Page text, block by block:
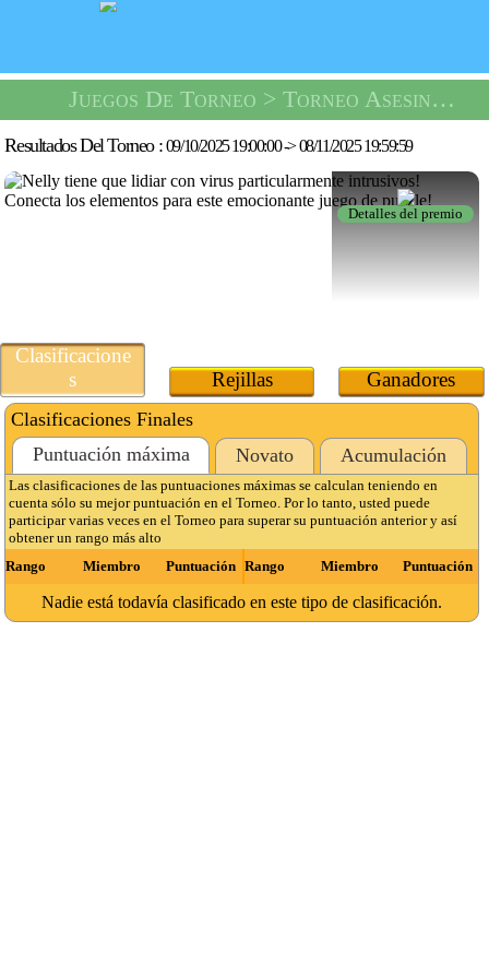
Juegos De Torneo > Torneo Asesino De Virus -
Resultados Del Torneo :09/10/2025 19:00:00->08/11/2025 19:59:59
Detalles del premio
Clasificacione
s
Rejillas Ganadores
Clasificaciones Finales
Puntuación máxima
Novato Acumulación
Las clasificaciones de las puntuaciones máximas se calculan teniendo en
cuenta sólo su mejor puntuación en el Torneo. Por lo tanto, usted puede
participar varias veces en el Torneo para superar su puntuación anterior y así
obtener un rango más alto
Rango
Miembro Puntuación Rango Miembro Puntuación
Nadie está todavía clasificado en este tipo de clasificación.